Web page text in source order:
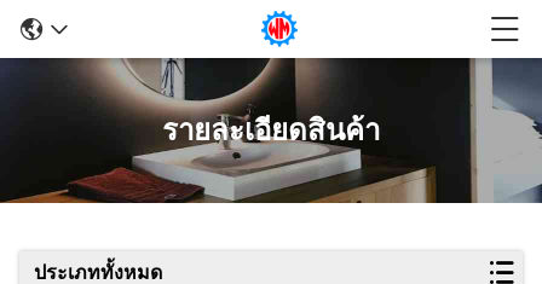
รายละเอียดสินค้า
ประเภททั้งหมด